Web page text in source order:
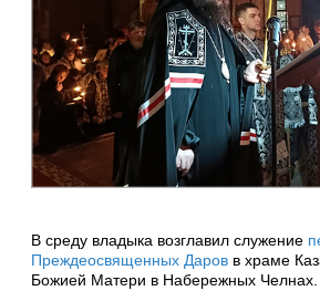
В среду владыка возглавил служение
Преждеосвященных Даров в храме
Божией Матери в Набережных Челнах.